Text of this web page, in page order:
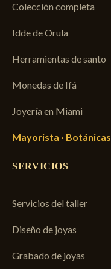
Colección completa
Idde de Orula
Herramientas de santo
Monedas de Ifá
Joyería en Miami
Mayorista · Botánicas
SERVICIOS
Servicios del taller
Diseño de joyas
Grabado de joyas